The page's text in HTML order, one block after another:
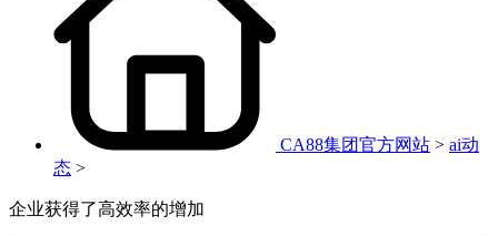
CA88集团官方网站 > ai动
态 >
企业获得了高效率的增加